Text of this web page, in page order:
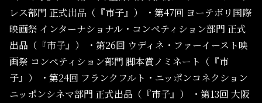
レス部門 正式出品（『市子』）
・第47回 ヨーテボリ国際
映画祭 インターナショナル・コンペティション部門 正式
出品（『市子』）
・第26回 ウディネ・ファーイースト映
画祭 コンペティション部門 脚本賞ノミネート（『市
子』）
・第24回 フランクフルト・ニッポンコネクション
ニッポンシネマ部門 正式出品（『市子』）
・第13回 大阪